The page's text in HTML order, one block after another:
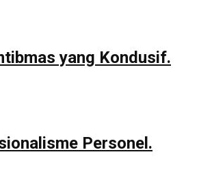
yang Kondusif.
Personel.